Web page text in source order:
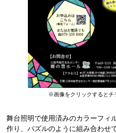
※画像をクリックするとチ
舞台照明で使用済みのカラーフィ
作り、パズルのように組み合わせ